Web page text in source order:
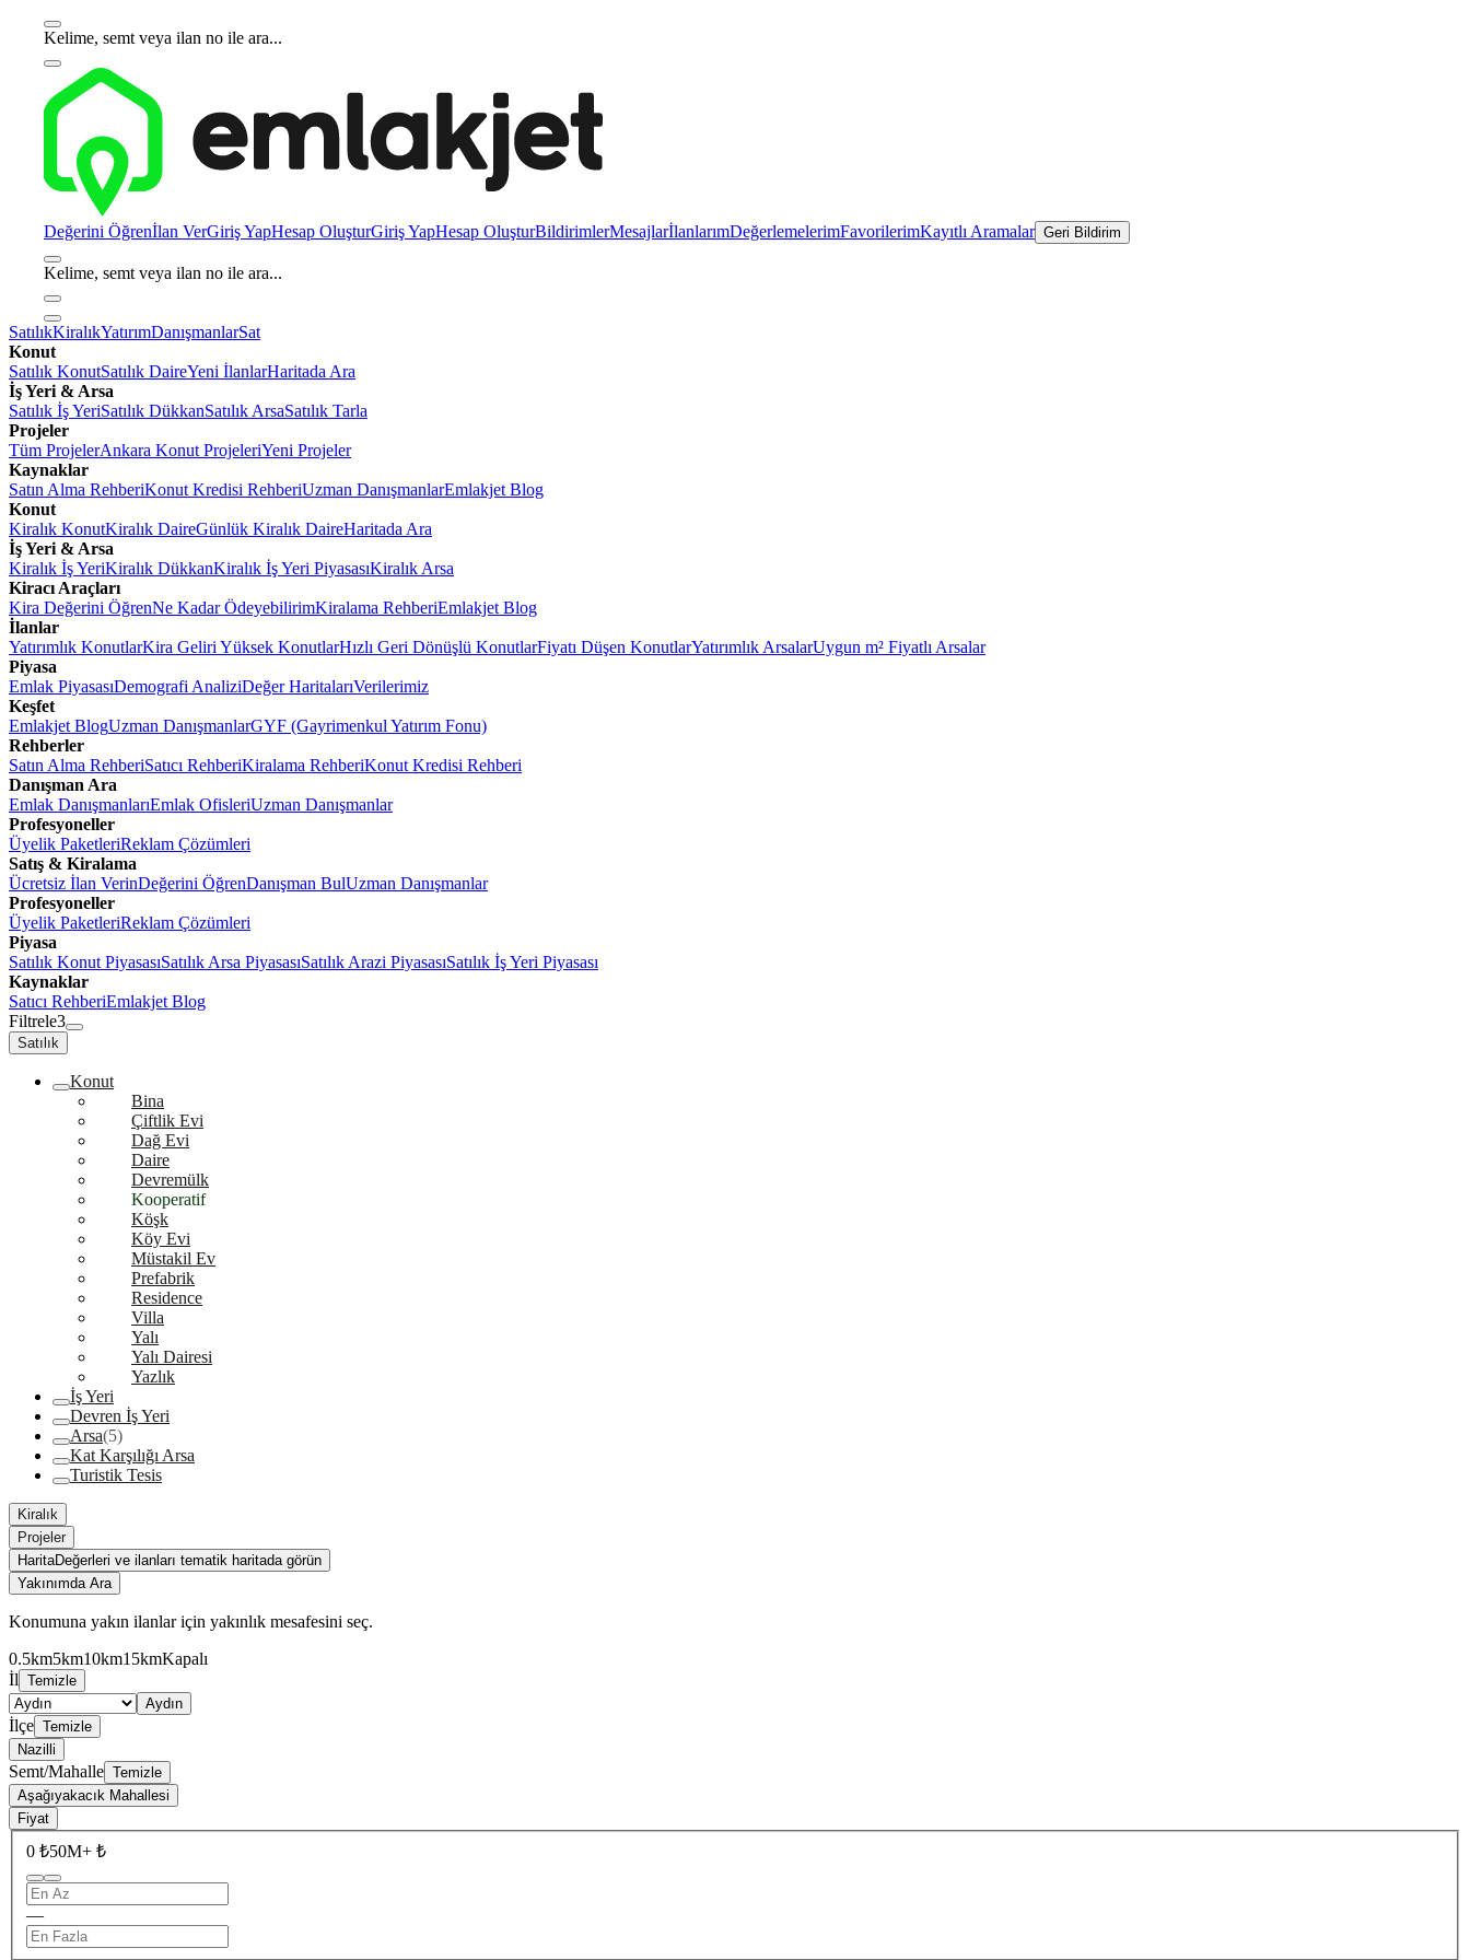
Kelime, semt veya ilan no ile ara...
Değerini Öğrenİlan VerGiriş YapHesap OluşturGiriş YapHesap OluşturBildirimlerMesajlarİlanlarımDeğerlemelerimFavorilerimKayıtlı Aramalar Geri Bildirim
Kelime, semt veya ilan no ile ara...
SatılıkKiralıkYatırımDanışmanlarSat
Konut
Satılık KonutSatılık DaireYeni İlanlarHaritada Ara
İş Yeri & Arsa
Satılık İş YeriSatılık DükkanSatılık ArsaSatılık Tarla
Projeler
Tüm ProjelerAnkara Konut ProjeleriYeni Projeler
Kaynaklar
Satın Alma RehberiKonut Kredisi RehberiUzman DanışmanlarEmlakjet Blog
Konut
Kiralık KonutKiralık DaireGünlük Kiralık DaireHaritada Ara
İş Yeri & Arsa
Kiralık İş YeriKiralık DükkanKiralık İş Yeri PiyasasıKiralık Arsa
Kiracı Araçları
Kira Değerini ÖğrenNe Kadar ÖdeyebilirimKiralama RehberiEmlakjet Blog
İlanlar
Yatırımlık KonutlarKira Geliri Yüksek KonutlarHızlı Geri Dönüşlü KonutlarFiyatı Düşen KonutlarYatırımlık ArsalarUygun m² Fiyatlı Arsalar
Piyasa
Emlak PiyasasıDemografi AnaliziDeğer HaritalarıVerilerimiz
Keşfet
Emlakjet BlogUzman DanışmanlarGYF (Gayrimenkul Yatırım Fonu)
Rehberler
Satın Alma RehberiSatıcı RehberiKiralama RehberiKonut Kredisi Rehberi
Danışman Ara
Emlak DanışmanlarıEmlak OfisleriUzman Danışmanlar
Profesyoneller
Üyelik PaketleriReklam Çözümleri
Satış & Kiralama
Ücretsiz İlan VerinDeğerini ÖğrenDanışman BulUzman Danışmanlar
Profesyoneller
Üyelik PaketleriReklam Çözümleri
Piyasa
Satılık Konut PiyasasıSatılık Arsa PiyasasıSatılık Arazi PiyasasıSatılık İş Yeri Piyasası
Kaynaklar
Satıcı RehberiEmlakjet Blog
Filtrele3
Satılık
Konut
Bina
Çiftlik Evi
Dağ Evi
Daire
Devremülk
Kooperatif
Köşk
Köy Evi
Müstakil Ev
Prefabrik
Residence
Villa
Yalı
Yalı Dairesi
Yazlık
İş Yeri
Devren İş Yeri
Arsa(5)
Kat Karşılığı Arsa
Turistik Tesis
Kiralık
Projeler
HaritaDeğerleri ve ilanları tematik haritada görün
Yakınımda Ara
Konumuna yakın ilanlar için yakınlık mesafesini seç.
0.5km5km10km15kmKapalı
İl Temizle
Aydın
İlçe Temizle
Nazilli
Semt/Mahalle Temizle
Aşağıyakacık Mahallesi
Fiyat
0 ₺50M+ ₺
—